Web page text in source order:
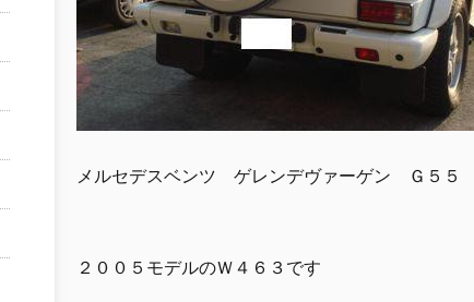
メルセデスベンツ ゲレンデヴァーゲン Ｇ５５
２００５モデルのＷ４６３です